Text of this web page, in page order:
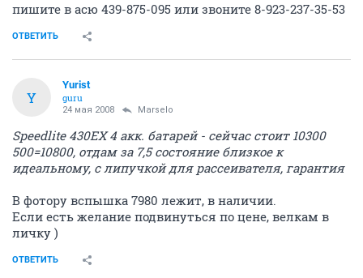
пишите в асю 439-875-095 или звоните 8-923-237-35-53
ОТВЕТИТЬ
Y
Yurist
guru
24 мая 2008 Marselo
Speedlite 430EX 4 акк. батарей - сейчас стоит 10300
500=10800, отдам за 7,5 состояние близкое к
идеальному, с липучкой для рассеивателя, гарантия
В фотору вспышка 7980 лежит, в наличии.
Если есть желание подвинуться по цене, велкам в
личку )
ОТВЕТИТЬ